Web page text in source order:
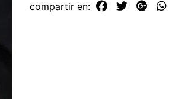
compartir en: